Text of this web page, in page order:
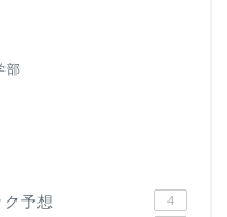
部
予想 4